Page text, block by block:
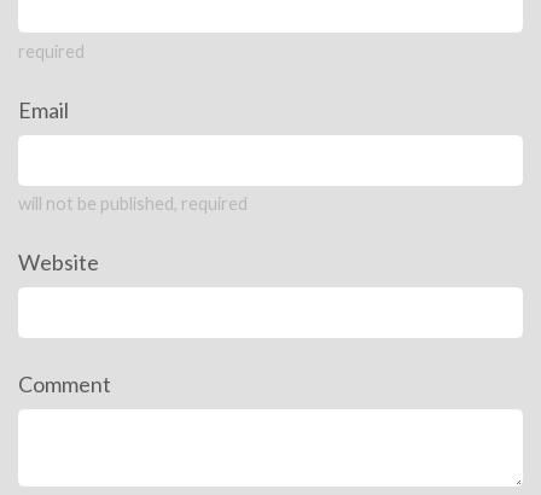
required
Email
will not be published, required
Website
Comment